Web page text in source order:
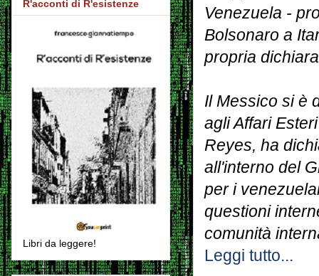
Venezuela -
Bolsonaro a
propria
Il Messico si è
agli Affari
Reyes, ha
all'interno del
per i
questioni
comunità
Leggi tutto...
R'acconti di R'esistenze
Libri da leggere!